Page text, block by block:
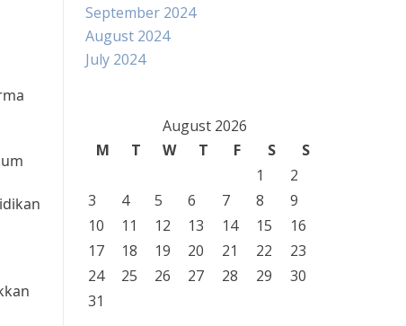
September 2024
August 2024
July 2024
August 2026
M
T W T F S
S
1
2
3
4 5 6 7 8
9
10
11 12 13 14 15
16
17
18 19 20 21 22
23
24
25 26 27 28 29
30
31